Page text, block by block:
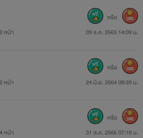
เรกที่เขียน ฝากติดตามด้วยนะคะ
ให้กันเยอะ ๆ นะคะ
หน้า 09 ธ.ค. 2563 14:09 น.
หรือ 300
หน้า 24 มิ.ย. 2564 08:39 น.
หรือ 300
หน้า 31 ส.ค. 2565 07:18 น.
หรือ 300